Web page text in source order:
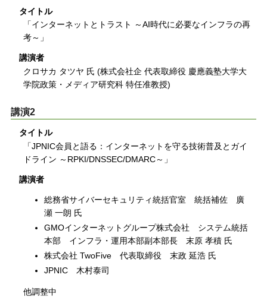
タイトル
「インターネットとトラスト ～AI時代に必要なインフラの再
考～」
講演者
クロサカ タツヤ 氏 (株式会社企 代表取締役 慶應義塾大学大
学院政策・メディア研究科 特任准教授)
講演2
タイトル
「JPNIC会員と語る：インターネットを守る技術普及とガイ
ドライン ～RPKI/DNSSEC/DMARC～」
講演者
総務省サイバーセキュリティ統括官室 統括補佐 廣
瀬 一朗 氏
GMOインターネットグループ株式会社 システム統括
本部 インフラ・運用本部副本部長 末原 孝積 氏
株式会社 TwoFive 代表取締役 末政 延浩 氏
JPNIC 木村泰司
他調整中